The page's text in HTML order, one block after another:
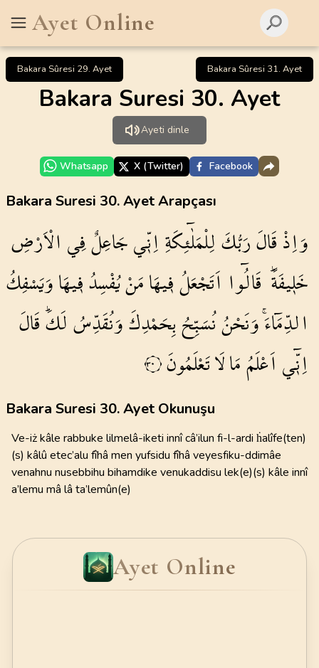
Ayet Online
Bakara Sûresi 29. Ayet Bakara Sûresi 31. Ayet
Bakara Suresi 30. Ayet
Ayeti dinle
Whatsapp X (Twitter) Facebook
Bakara Suresi 30. Ayet Arapçası
وَاِذْقَالَرَبُّكَلِلْمَلٰٓئِكَةِاِنّ۪يجَاعِلٌفِيالْاَرْضِ
خَل۪يفَةًۜ قَالُٓوا اَتَجْعَلُف۪يهَامَنْيُفْسِدُف۪يهَاوَيَسْفِكُ
الدِّمَٓاءَۚوَنَحْنُنُسَبِّحُبِحَمْدِكَوَنُقَدِّسُلَكَۜقَالَ
اِنّ۪ٓياَعْلَمُمَالَاتَعْلَمُونَ ٣٠
Bakara Suresi 30. Ayet Okunuşu
Ve-iż kâle rabbuke lilmelâ-iketi innî câ’ilun fi-l-ardi ḣalîfe(ten)
(s) kâlû etec’alu fîhâ men yufsidu fîhâ veyesfiku-ddimâe
venahnu nusebbihu bihamdike venukaddisu lek(e)(s) kâle innî
a’lemu mâ lâ ta’lemûn(e)
Ayet Online